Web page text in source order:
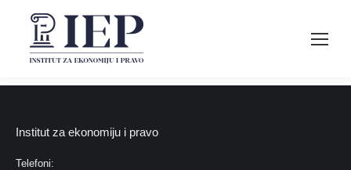
Institut za ekonomiju i pravo
Telefoni: